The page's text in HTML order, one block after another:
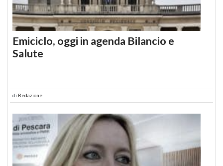
Emiciclo, oggi in agenda Bilancio e
Salute
di Redazione